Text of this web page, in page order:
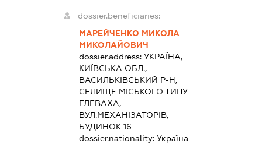
dossier.beneficiaries:
МАРЕЙЧЕНКО МИКОЛА
МИКОЛАЙОВИЧ
dossier.address:УКРАЇНА,
КИЇВСЬКА ОБЛ.,
ВАСИЛЬКІВСЬКИЙ Р-Н,
СЕЛИЩЕ МІСЬКОГО ТИПУ
ГЛЕВАХА,
ВУЛ.МЕХАНІЗАТОРІВ,
БУДИНОК 16
dossier.nationality:Україна